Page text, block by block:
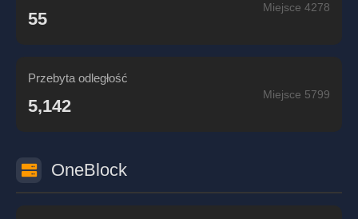
55
Miejsce 4278
Przebyta odległość
5,142
Miejsce 5799
OneBlock